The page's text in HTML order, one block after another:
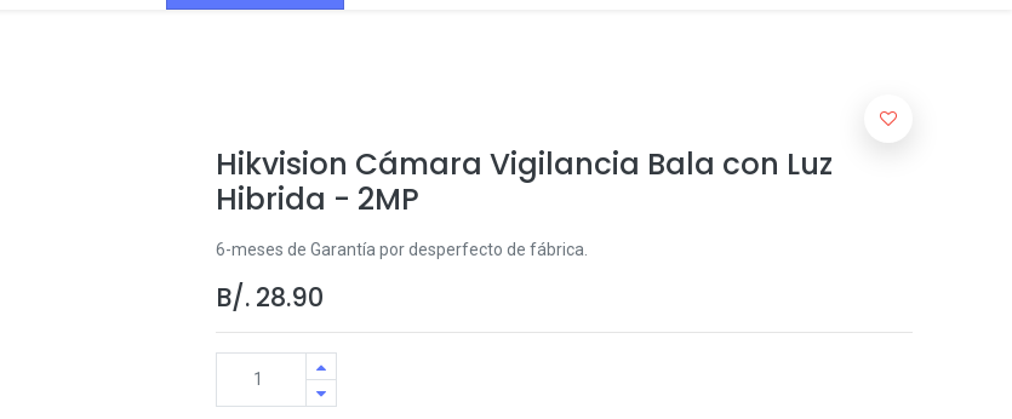
Hikvision Cámara Vigilancia Bala con Luz
Hibrida - 2MP
6-meses de Garantía por desperfecto de fábrica.
B/. 28.90